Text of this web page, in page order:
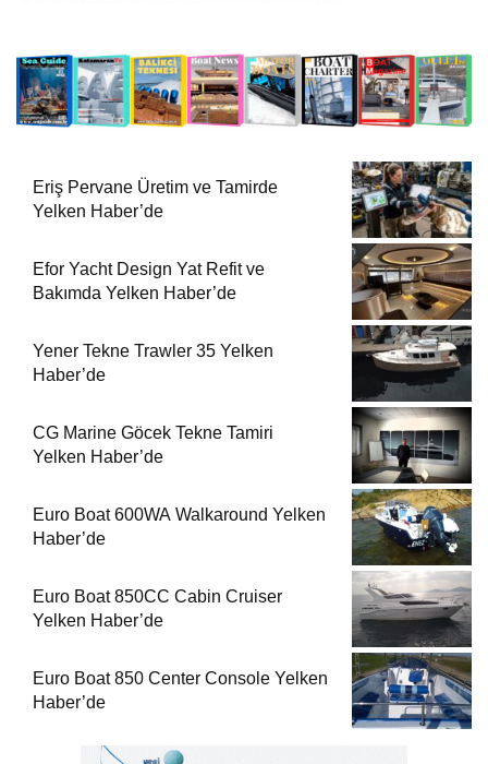
Eriş Pervane Üretim ve Tamirde
Yelken Haber’de
Efor Yacht Design Yat Refit ve
Bakımda Yelken Haber’de
Yener Tekne Trawler 35 Yelken
Haber’de
CG Marine Göcek Tekne Tamiri
Yelken Haber’de
Euro Boat 600WA Walkaround Yelken
Haber’de
Euro Boat 850CC Cabin Cruiser
Yelken Haber’de
Euro Boat 850 Center Console Yelken
Haber’de